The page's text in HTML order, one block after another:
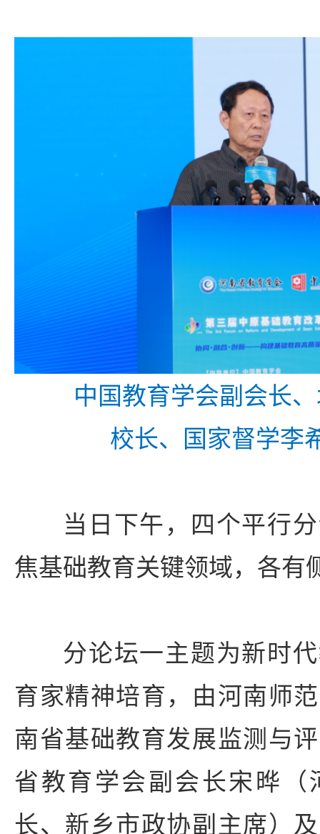
中国教育学会副会长
校长、国家督学李
当日下午，四个平行
焦基础教育关键领域，各
分论坛一主题为新时
育家精神培育，由河南师
南省基础教育发展监测与
省教育学会副会长宋晔（
长、新乡市政协副主席）